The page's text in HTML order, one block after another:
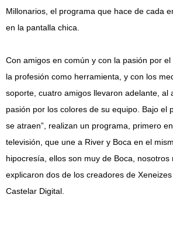
Millonarios, el programa que hace de cada
en la pantalla chica.
Con amigos en común y con la pasión por
la profesión como herramienta, y con los
soporte, cuatro amigos llevaron adelante, al
pasión por los colores de su equipo. Bajo el
se atraen”, realizan un programa, primero
televisión, que une a River y Boca en el
hipocresía, ellos son muy de Boca, nosotros
explicaron dos de los creadores de
Castelar Digital.